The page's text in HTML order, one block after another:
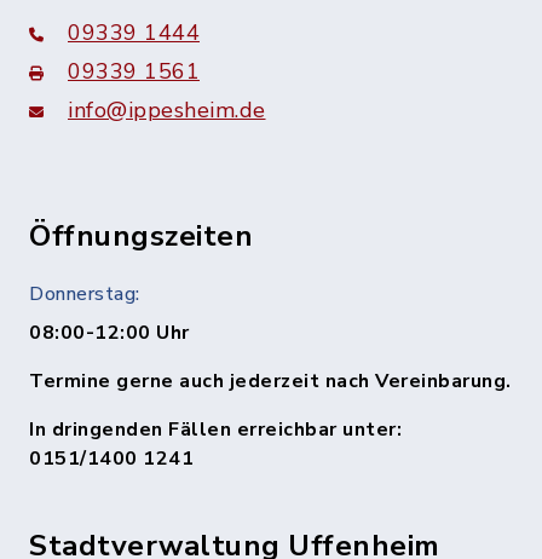
09339 1444
09339 1561
info@ippesheim.de
Öffnungszeiten
Donnerstag:
08:00-12:00 Uhr
Termine gerne auch jederzeit nach Vereinbarung.
In dringenden Fällen erreichbar unter:
0151/1400 1241
Stadtverwaltung Uffenheim